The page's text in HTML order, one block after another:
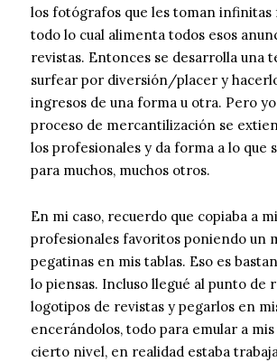
los fotógrafos que les toman infinitas
todo lo cual alimenta todos esos
revistas. Entonces se desarrolla una
surfear por diversión/placer y
ingresos de una forma u otra. Pero
proceso de mercantilización se
los profesionales y da forma a lo que
para muchos, muchos otros.
En mi caso, recuerdo que copiaba a
profesionales favoritos poniendo un
pegatinas en mis tablas. Eso es
lo piensas. Incluso llegué al punto de
logotipos de revistas y pegarlos en
encerándolos, todo para emular a
cierto nivel, en realidad estaba